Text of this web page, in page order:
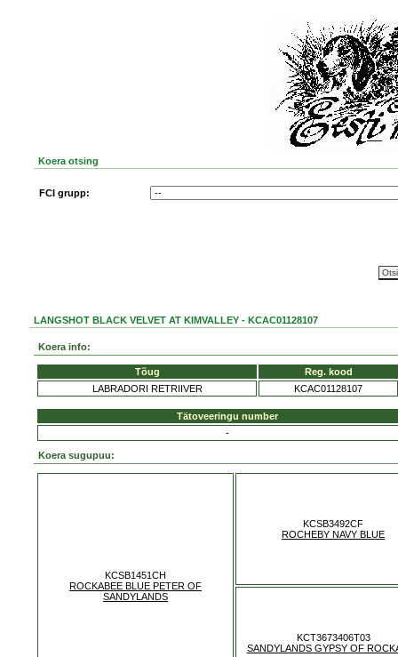
Koera otsing
FCI grupp:
LANGSHOT BLACK VELVET AT KIMVALLEY - KCAC01128107
Koera info:
Tõug
Reg. kood
LABRADORI RETRIIVER
KCAC01128107
Tätoveeringu number
-
Koera sugupuu:
KCSB1451CH
ROCKABEE BLUE PETER OF
SANDYLANDS
KCSB3492CF
ROCHEBY NAVY BLUE
KCT3673406T03
SANDYLANDS GYPSY OF